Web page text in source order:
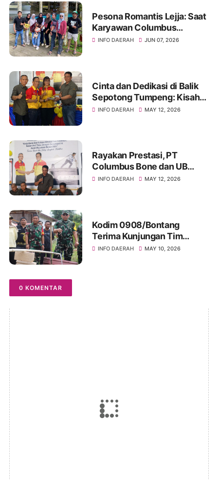
Pesona Romantis Lejja: Saat
Karyawan Columbus
Soppeng Menenun
INFO DAERAH JUN 07, 2026
Cinta dan Dedikasi di Balik
Sepotong Tumpeng: Kisah
Manis Columbus Soppeng &
INFO DAERAH MAY 12, 2026
Rayakan Prestasi, PT
Columbus Bone dan UB
Parepare Bagikan Bonus
INFO DAERAH MAY 12, 2026
Kodim 0908/Bontang
Terima Kunjungan Tim
Wasev TMMD Ke-128 Tahun
INFO DAERAH MAY 10, 2026
0 KOMENTAR